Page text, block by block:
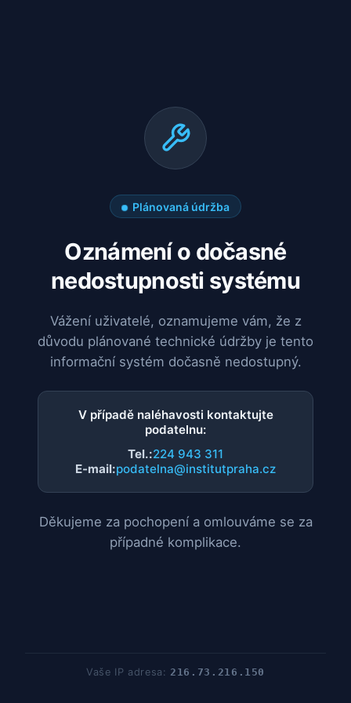
Plánovaná údržba
Oznámení o dočasné
nedostupnosti systému
Vážení uživatelé, oznamujeme vám, že z
důvodu plánované technické údržby je tento
informační systém dočasně nedostupný.
V případě naléhavosti kontaktujte
podatelnu:
Tel.:224 943 311
E-mail:podatelna@institutpraha.cz
Děkujeme za pochopení a omlouváme se za
případné komplikace.
Vaše IP adresa:216.73.216.150